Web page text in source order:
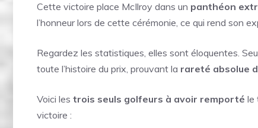
Cette victoire place McIlroy dans un panthéon
l’honneur lors de cette cérémonie, ce qui rend son
Regardez les statistiques, elles sont éloquentes.
toute l’histoire du prix, prouvant la rareté absolue
Voici les trois seuls golfeurs à avoir remporté le
victoire :